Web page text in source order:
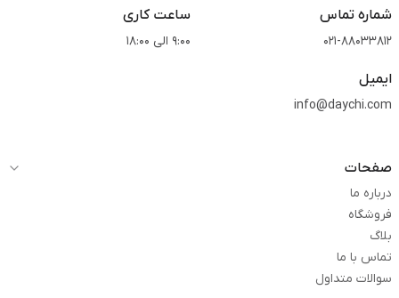
شماره تماس
021-88033812
ساعت کاری
9:00 الی 18:00
ایمیل
info@daychi.com
صفحات
درباره ما
فروشگاه
بلاگ
تماس با ما
سوالات متداول